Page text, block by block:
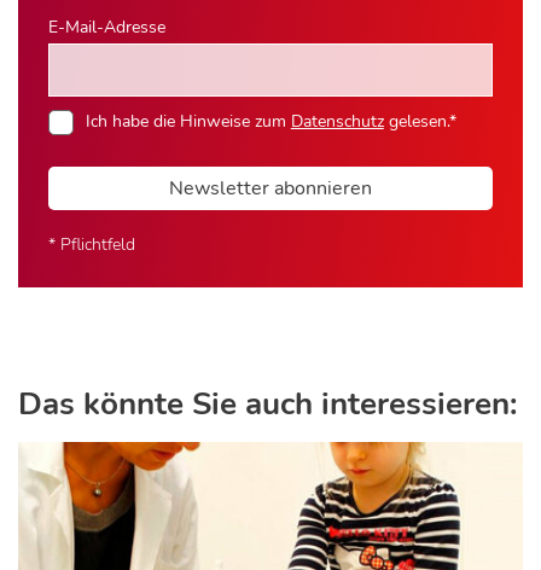
E-Mail-Adresse
Ich habe die Hinweise zum Datenschutzgelesen.*
Newsletter abonnieren
* Pflichtfeld
Das könnte Sie auch interessieren: